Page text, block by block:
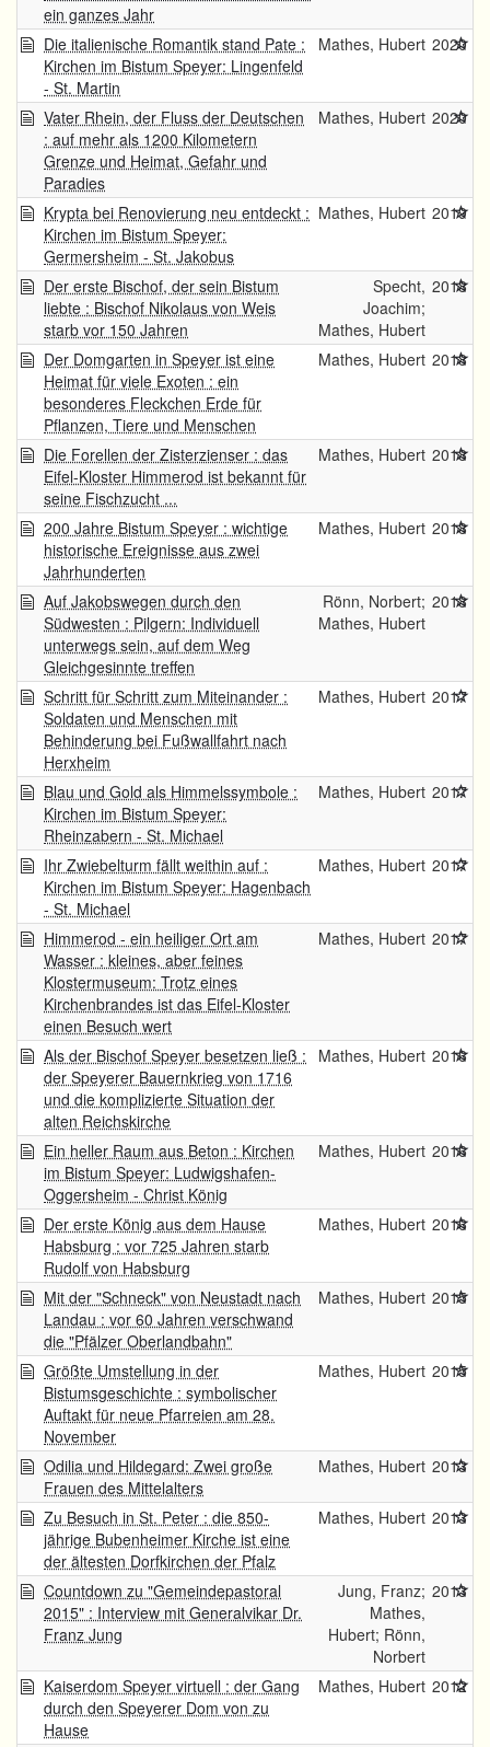
ein ganzes Jahr
Die italienische Romantik stand Pate :
Kirchen im Bistum Speyer: Lingenfeld
- St. Martin
Mathes, Hubert 2020
Vater Rhein, der Fluss der Deutschen
: auf mehr als 1200 Kilometern
Grenze und Heimat, Gefahr und
Paradies
Mathes, Hubert 2020
Krypta bei Renovierung neu entdeckt :
Kirchen im Bistum Speyer:
Germersheim - St. Jakobus
Mathes, Hubert 2019
Der erste Bischof, der sein Bistum
liebte : Bischof Nikolaus von Weis
starb vor 150 Jahren
Specht,
Joachim;
Mathes, Hubert
2018
Der Domgarten in Speyer ist eine
Heimat für viele Exoten : ein
besonderes Fleckchen Erde für
Pflanzen, Tiere und Menschen
Mathes, Hubert 2018
Die Forellen der Zisterzienser : das
Eifel-Kloster Himmerod ist bekannt für
seine Fischzucht ...
Mathes, Hubert 2018
200 Jahre Bistum Speyer : wichtige
historische Ereignisse aus zwei
Jahrhunderten
Mathes, Hubert 2018
Auf Jakobswegen durch den
Südwesten : Pilgern: Individuell
unterwegs sein, auf dem Weg
Gleichgesinnte treffen
Rönn, Norbert;
Mathes, Hubert
2018
Schritt für Schritt zum Miteinander :
Soldaten und Menschen mit
Behinderung bei Fußwallfahrt nach
Herxheim
Mathes, Hubert 2017
Blau und Gold als Himmelssymbole :
Kirchen im Bistum Speyer:
Rheinzabern - St. Michael
Mathes, Hubert 2017
Ihr Zwiebelturm fällt weithin auf :
Kirchen im Bistum Speyer: Hagenbach
- St. Michael
Mathes, Hubert 2017
Himmerod - ein heiliger Ort am
Wasser : kleines, aber feines
Klostermuseum: Trotz eines
Kirchenbrandes ist das Eifel-Kloster
einen Besuch wert
Mathes, Hubert 2017
Als der Bischof Speyer besetzen ließ :
der Speyerer Bauernkrieg von 1716
und die komplizierte Situation der
alten Reichskirche
Mathes, Hubert 2016
Ein heller Raum aus Beton : Kirchen
im Bistum Speyer: Ludwigshafen-
Oggersheim - Christ König
Mathes, Hubert 2016
Der erste König aus dem Hause
Habsburg : vor 725 Jahren starb
Rudolf von Habsburg
Mathes, Hubert 2016
Mit der "Schneck" von Neustadt nach
Landau : vor 60 Jahren verschwand
die "Pfälzer Oberlandbahn"
Mathes, Hubert 2015
Größte Umstellung in der
Bistumsgeschichte : symbolischer
Auftakt für neue Pfarreien am 28.
November
Mathes, Hubert 2015
Odilia und Hildegard: Zwei große
Frauen des Mittelalters
Mathes, Hubert 2013
Zu Besuch in St. Peter : die 850-
jährige Bubenheimer Kirche ist eine
der ältesten Dorfkirchen der Pfalz
Mathes, Hubert 2013
Countdown zu "Gemeindepastoral
2015" : Interview mit Generalvikar Dr.
Franz Jung
Jung, Franz;
Mathes,
Hubert; Rönn,
Norbert
2013
Kaiserdom Speyer virtuell : der Gang
durch den Speyerer Dom von zu
Hause
Mathes, Hubert 2012